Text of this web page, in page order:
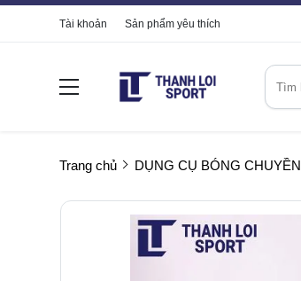
Tài khoản Sản phẩm yêu thích
Trang chủ DỤNG CỤ BÓNG CHUYỀN